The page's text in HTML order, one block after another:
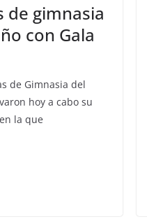
de gimnasia
con Gala
de Gimnasia del
hoy a cabo su
la que